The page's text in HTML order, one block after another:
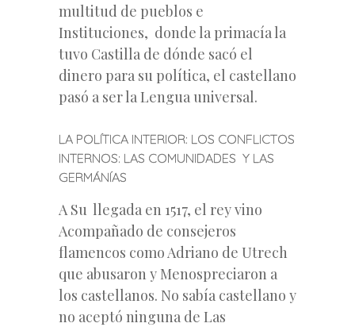
multitud de pueblos e
Instituciones, donde la primacía la
tuvo Castilla de dónde sacó el
dinero para su política, el castellano
pasó a ser la Lengua universal.
LA POLÍTICA INTERIOR: LOS CONFLICTOS
INTERNOS: LAS COMUNIDADES Y LAS
GERMÁNÍAS
A Su llegada en 1517, el rey vino
Acompañado de consejeros
flamencos como Adriano de Utrech
que abusaron y Menospreciaron a
los castellanos. No sabía castellano y
no aceptó ninguna de Las